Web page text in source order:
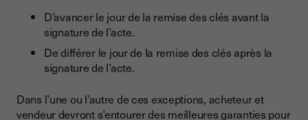
D’avancer le jour de la remise des clés avant la
signature de l’acte.
De différer le jour de la remise des clés après la
signature de l’acte.
Dans l’une ou l’autre de ces exceptions, acheteur et
vendeur devront s’entourer des meilleures garanties pour